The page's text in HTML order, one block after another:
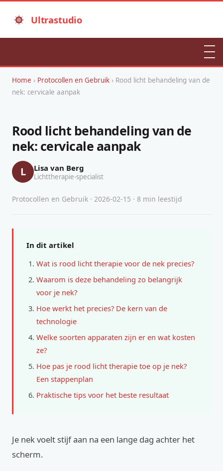
Ultrastudio
Home › Protocollen en Gebruik › Rood licht behandeling van de
nek: cervicale aanpak
Rood licht behandeling van de
nek: cervicale aanpak
L Lisa van Berg
Lichttherapie-specialist
Protocollen en Gebruik · 2026-02-15 · 8 min leestijd
In dit artikel
Wat is rood licht therapie voor de nek precies?
Waarom is deze behandeling zo belangrijk
voor je nek?
Hoe werkt het precies? De kern van de
technologie
Welke soorten apparaten zijn er en wat kosten
ze?
Hoe pas je rood licht therapie toe op je nek?
Een stappenplan
Praktische tips voor het beste resultaat
Je nek voelt stijf aan na een lange dag achter het
scherm.